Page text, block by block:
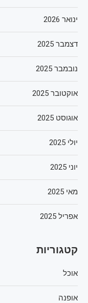
ינואר 2026
דצמבר 2025
נובמבר 2025
אוקטובר 2025
אוגוסט 2025
יולי 2025
יוני 2025
מאי 2025
אפריל 2025
קטגוריות
אוכל
אופנה